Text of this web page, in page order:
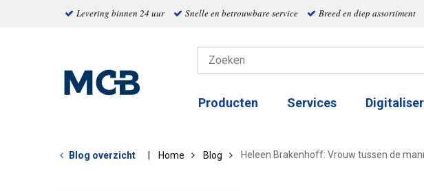
Levering binnen 24 uur Snelle en betrouwbare service Breed en diep assortiment
Producten Services
Blog overzicht Home Blog Heleen Brakenhoff: Vrouw tussen de